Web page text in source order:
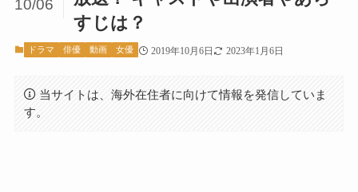
すじは？
10/06
ドラマ 俳優 動画 女優 2019年10月6日 2023年1月6日
当サイトは、海外在住者に向けて情報を発信していま
す。